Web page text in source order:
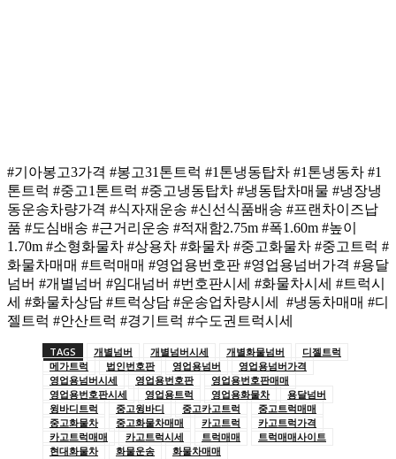
#기아봉고3가격 #봉고31톤트럭 #1톤냉동탑차 #1톤냉동차 #1
톤트럭 #중고1톤트럭 #중고냉동탑차 #냉동탑차매물 #냉장냉
동운송차량가격 #식자재운송 #신선식품배송 #프랜차이즈납
품 #도심배송 #근거리운송 #적재함2.75m #폭1.60m #높이
1.70m #소형화물차 #상용차 #화물차 #중고화물차 #중고트럭 #
화물차매매 #트럭매매 #영업용번호판 #영업용넘버가격 #용달
넘버 #개별넘버 #임대넘버 #번호판시세 #화물차시세 #트럭시
세 #화물차상담 #트럭상담 #운송업차량시세 #냉동차매매 #디
젤트럭 #안산트럭 #경기트럭 #수도권트럭시세
TAGS 개별넘버 개별넘버시세 개별화물넘버
디젤트럭
메가트럭
법인번호판 영업용넘버
영업용넘버가격
영업용넘버시세
영업용번호판
영업용번호판매매
영업용번호판시세
영업용트럭 영업용화물차
용달넘버
윙바디트럭
중고윙바디 중고카고트럭
중고트럭매매
중고화물차
중고화물차매매 카고트럭
카고트럭가격
카고트럭매매
카고트럭시세 트럭매매
트럭매매사이트
현대화물차
화물운송 화물차매매